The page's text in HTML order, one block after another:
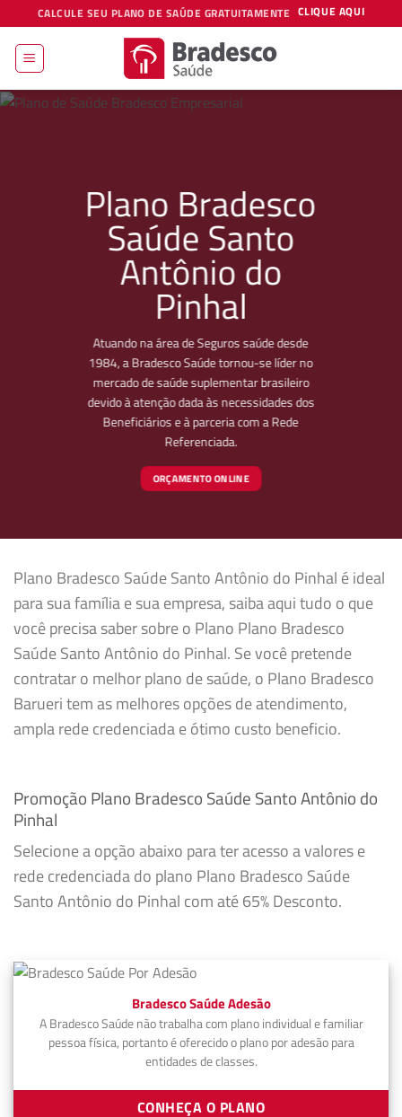
to
content
CALCULE SEU PLANO DE SAÚDE GRATUITAMENTE CLIQUE AQUI
Plano Bradesco
Saúde Santo
Antônio do
Pinhal
Atuando na área de Seguros saúde desde
1984, a Bradesco Saúde tornou-se líder no
mercado de saúde suplementar brasileiro
devido à atenção dada às necessidades dos
Beneficiários e à parceria com a Rede
Referenciada.
ORÇAMENTO ONLINE
Plano Bradesco Saúde Santo Antônio do Pinhal é ideal
para sua família e sua empresa, saiba aqui tudo o que
você precisa saber sobre o Plano Plano Bradesco
Saúde Santo Antônio do Pinhal. Se você pretende
contratar o melhor plano de saúde, o Plano Bradesco
Barueri tem as melhores opções de atendimento,
ampla rede credenciada e ótimo custo beneficio.
Promoção Plano Bradesco Saúde Santo Antônio do
Pinhal
Selecione a opção abaixo para ter acesso a valores e
rede credenciada do plano Plano Bradesco Saúde
Santo Antônio do Pinhal com até 65% Desconto.
Bradesco Saúde Adesão
A Bradesco Saúde não trabalha com plano individual e familiar
pessoa física, portanto é oferecido o plano por adesão para
entidades de classes.
CONHEÇA O PLANO